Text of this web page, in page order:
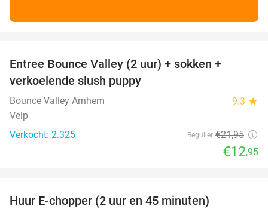
Entree Bounce Valley (2 uur) + sokken +
verkoelende slush puppy
Bounce Valley Arnhem 9.3 star
Velp
Verkocht: 2.325
Regulier €21,95
€12,95
Huur E-chopper (2 uur en 45 minuten)